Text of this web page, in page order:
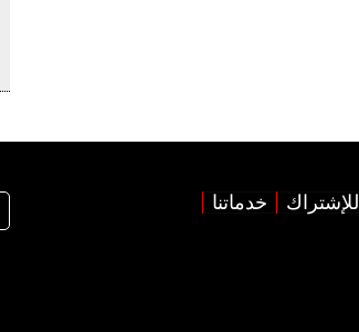
للإشتراك
خدماتنا